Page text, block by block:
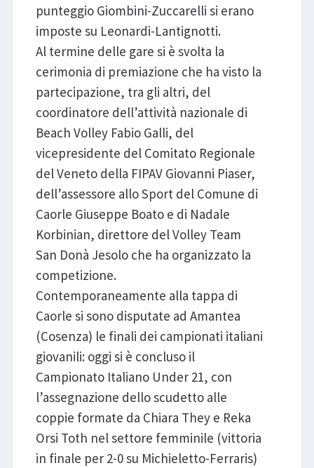
punteggio Giombini-Zuccarelli si erano
imposte su Leonardi-Lantignotti.
Al termine delle gare si è svolta la
cerimonia di premiazione che ha visto la
partecipazione, tra gli altri, del
coordinatore dell’attività nazionale di
Beach Volley Fabio Galli, del
vicepresidente del Comitato Regionale
del Veneto della FIPAV Giovanni Piaser,
dell’assessore allo Sport del Comune di
Caorle Giuseppe Boato e di Nadale
Korbinian, direttore del Volley Team
San Donà Jesolo che ha organizzato la
competizione.
Contemporaneamente alla tappa di
Caorle si sono disputate ad Amantea
(Cosenza) le finali dei campionati italiani
giovanili: oggi si è concluso il
Campionato Italiano Under 21, con
l’assegnazione dello scudetto alle
coppie formate da Chiara They e Reka
Orsi Toth nel settore femminile (vittoria
in finale per 2-0 su Michieletto-Ferraris)